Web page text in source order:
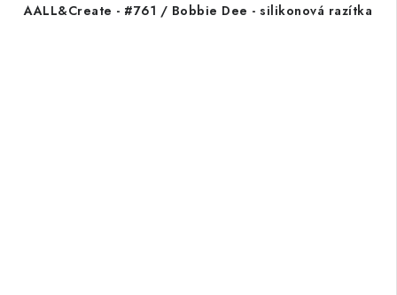
AALL&Create - #761 / Bobbie Dee - silikonová razítka